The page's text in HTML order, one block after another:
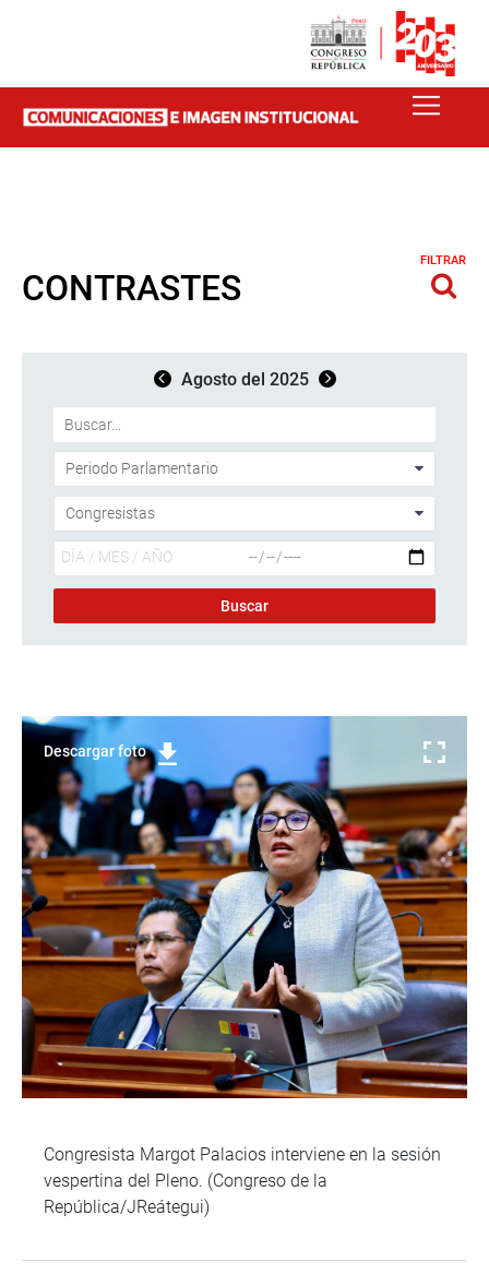
CONTRASTES
FILTRAR
Agosto del 2025
Descargar foto
Congresista Margot Palacios interviene en la sesión
vespertina del Pleno. (Congreso de la
República/JReátegui)